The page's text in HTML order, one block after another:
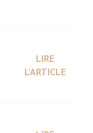
LIRE
L'ARTICLE